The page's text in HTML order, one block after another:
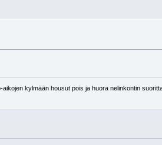
kylmään housut pois ja huora nelinkontin